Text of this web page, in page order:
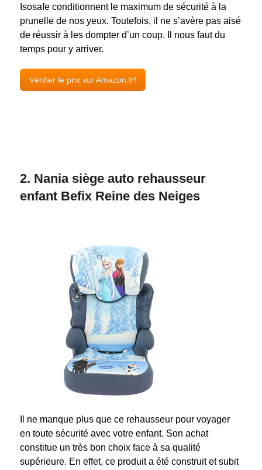
Isosafe conditionnent le maximum de sécurité à la
prunelle de nos yeux. Toutefois, il ne s’avère pas aisé
de réussir à les dompter d’un coup. Il nous faut du
temps pour y arriver.
Vérifier le prix sur Amazon.fr!
2. Nania siège auto rehausseur
enfant Befix Reine des Neiges
Il ne manque plus que ce rehausseur pour voyager
en toute sécurité avec votre enfant. Son achat
constitue un très bon choix face à sa qualité
supérieure. En effet, ce produit a été construit et subit